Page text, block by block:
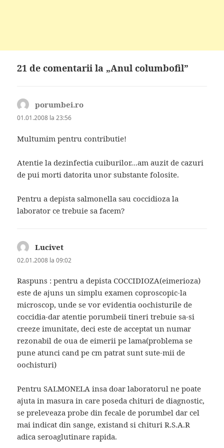
21 de comentarii la „Anul columbofil”
porumbei.ro
01.01.2008 la 23:56
Multumim pentru contributie!
Atentie la dezinfectia cuiburilor…am auzit de cazuri
de pui morti datorita unor substante folosite.
Pentru a depista salmonella sau coccidioza la
laborator ce trebuie sa facem?
Lucivet
02.01.2008 la 09:02
Raspuns : pentru a depista COCCIDIOZA(eimerioza)
este de ajuns un simplu examen coproscopic-la
microscop, unde se vor evidentia oochisturile de
coccidia-dar atentie porumbeii tineri trebuie sa-si
creeze imunitate, deci este de acceptat un numar
rezonabil de oua de eimerii pe lama(problema se
pune atunci cand pe cm patrat sunt sute-mii de
oochisturi)
Pentru SALMONELA insa doar laboratorul ne poate
ajuta in masura in care poseda chituri de diagnostic,
se preleveaza probe din fecale de porumbel dar cel
mai indicat din sange, existand si chituri R.S.A.R
adica seroaglutinare rapida.